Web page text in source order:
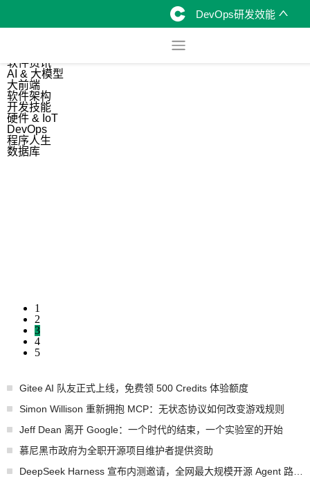
DevOps研发效能
软件资讯
AI & 大模型
大前端
软件架构
开发技能
硬件 & IoT
DevOps
程序人生
数据库
1
2
3
4
5
Gitee AI 队友正式上线，免费领 500 Credits 体验额度
Simon Willison 重新拥抱 MCP：无状态协议如何改变游戏规则
Jeff Dean 离开 Google：一个时代的结束，一个实验室的开始
慕尼黑市政府为全职开源项目维护者提供资助